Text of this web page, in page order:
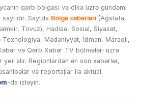
qərb bölgəsi və ölkə üzrə gündəmi
Saytda Bölgə xəbərləri (Ağstafa,
Tovuz), Hadisə, Sosial, Siyasət,
Mədəniyyət, İdman, Maraqlı,
və Qərb Xəbər TV bölmələri üzrə
yer alır. Regionlardan ən son xəbərlər,
və reportajlar ilə aktual
-da izləyin.